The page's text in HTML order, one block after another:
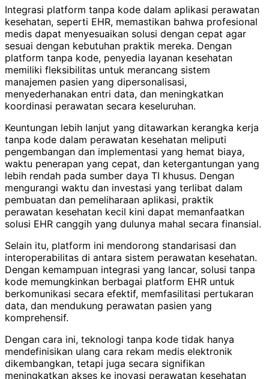
Integrasi platform tanpa kode dalam aplikasi perawatan
kesehatan, seperti EHR, memastikan bahwa profesional
medis dapat menyesuaikan solusi dengan cepat agar
sesuai dengan kebutuhan praktik mereka. Dengan
platform tanpa kode, penyedia layanan kesehatan
memiliki fleksibilitas untuk merancang sistem
manajemen pasien yang dipersonalisasi,
menyederhanakan entri data, dan meningkatkan
koordinasi perawatan secara keseluruhan.
Keuntungan lebih lanjut yang ditawarkan kerangka kerja
tanpa kode dalam perawatan kesehatan meliputi
pengembangan dan implementasi yang hemat biaya,
waktu penerapan yang cepat, dan ketergantungan yang
lebih rendah pada sumber daya TI khusus. Dengan
mengurangi waktu dan investasi yang terlibat dalam
pembuatan dan pemeliharaan aplikasi, praktik
perawatan kesehatan kecil kini dapat memanfaatkan
solusi EHR canggih yang dulunya mahal secara finansial.
Selain itu, platform ini mendorong standarisasi dan
interoperabilitas di antara sistem perawatan kesehatan.
Dengan kemampuan integrasi yang lancar, solusi tanpa
kode memungkinkan berbagai platform EHR untuk
berkomunikasi secara efektif, memfasilitasi pertukaran
data, dan mendukung perawatan pasien yang
komprehensif.
Dengan cara ini, teknologi tanpa kode tidak hanya
mendefinisikan ulang cara rekam medis elektronik
dikembangkan, tetapi juga secara signifikan
meningkatkan akses ke inovasi perawatan kesehatan